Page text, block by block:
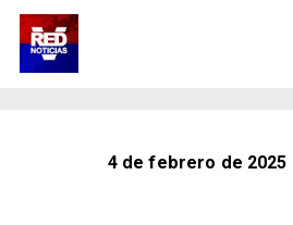
4 de febrero de 2025